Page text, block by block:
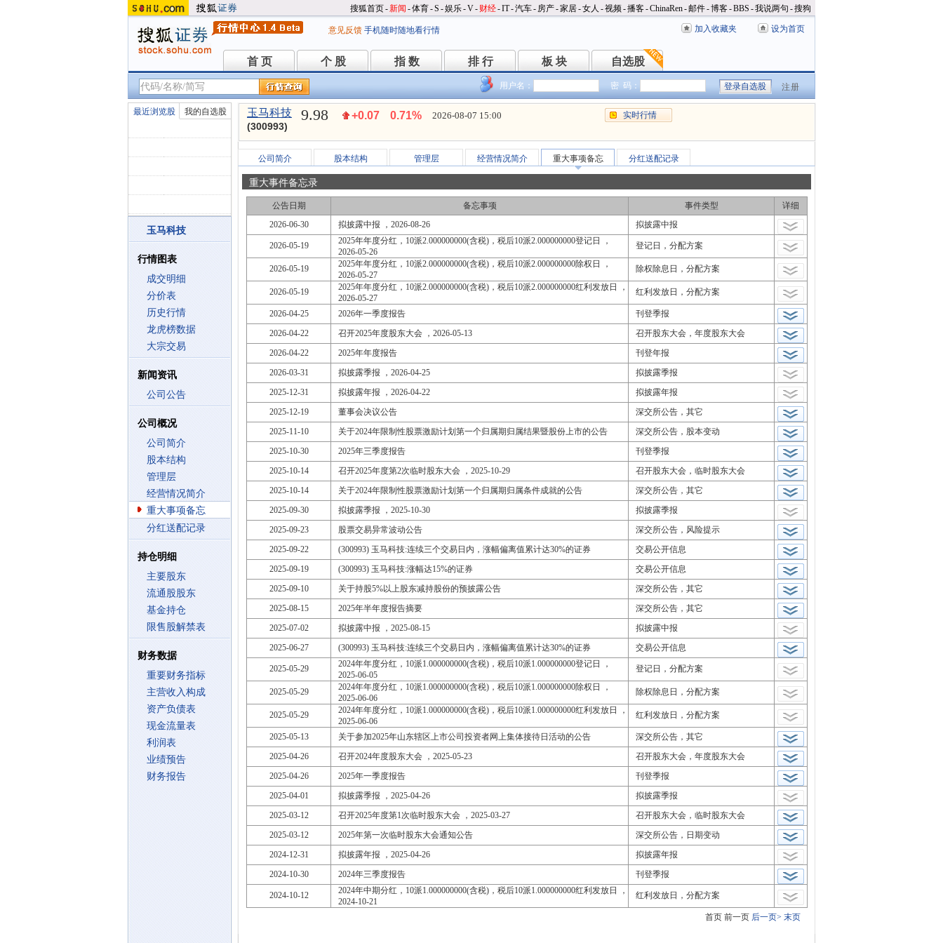
搜狐首页-新闻 -体育-S -娱乐-V- 财经-IT-汽车- 房产-家居-女人 -视频-播客-ChinaRen-邮件-博客-BBS -我说两句 -搜狗
意见反馈 手机随时随地看行情 加入收藏夹 设为首页
首 页
首 页 个 股
个 股 指 数
指 数 排 行
排 行 板 块
板 块 自选股
自选股
用户名： 密 码： 注册
最近浏览股 我的自选股
玉马科技
行情图表
成交明细
分价表
历史行情
龙虎榜数据
大宗交易
新闻资讯
公司公告
公司概况
公司简介
股本结构
管理层
经营情况简介
重大事项备忘
分红送配记录
持仓明细
主要股东
流通股股东
基金持仓
限售股解禁表
财务数据
重要财务指标
主营收入构成
资产负债表
现金流量表
利润表
业绩预告
财务报告
玉马科技
(300993)
9.98 +0.07 0.71% 2026-08-07 15:00 实时行情
公司简介 股本结构 管理层 经营情况简介 重大事项备忘 分红送配记录
重大事件备忘录
公告日期 备忘事项 事件类型
详细
2026-06-30
拟披露中报 ，2026-08-26 拟披露中报
2026-05-19
2025年年度分红，10派2.000000000(含税)，税后10派2.000000000登记日 ，
2026-05-26
登记日，分配方案
2026-05-19
2025年年度分红，10派2.000000000(含税)，税后10派2.000000000除权日 ，
2026-05-27
除权除息日，分配方案
2026-05-19
2025年年度分红，10派2.000000000(含税)，税后10派2.000000000红利发放日 ，
2026-05-27
红利发放日，分配方案
2026-04-25 2026年一季度报告
刊登季报
2026-04-22
召开2025年度股东大会 ，2026-05-13
召开股东大会，年度股东大会
2026-04-22
2025年年度报告
刊登年报
2026-03-31
拟披露季报 ，2026-04-25
拟披露季报
2025-12-31
拟披露年报 ，2026-04-22
拟披露年报
2025-12-19
董事会决议公告
深交所公告，其它
2025-11-10
关于2024年限制性股票激励计划第一个归属期归属结果暨股份上市的公告
深交所公告，股本变动
2025-10-30
2025年三季度报告
刊登季报
2025-10-14
召开2025年度第2次临时股东大会 ，2025-10-29
召开股东大会，临时股东大会
2025-10-14
关于2024年限制性股票激励计划第一个归属期归属条件成就的公告
深交所公告，其它
2025-09-30
拟披露季报 ，2025-10-30
拟披露季报
2025-09-23
股票交易异常波动公告
深交所公告，风险提示
2025-09-22
(300993) 玉马科技:连续三个交易日内，涨幅偏离值累计达30%的证券
交易公开信息
2025-09-19
(300993) 玉马科技:涨幅达15%的证券
交易公开信息
2025-09-10
关于持股5%以上股东减持股份的预披露公告
深交所公告，其它
2025-08-15
2025年半年度报告摘要
深交所公告，其它
2025-07-02
拟披露中报 ，2025-08-15
拟披露中报
2025-06-27
(300993) 玉马科技:连续三个交易日内，涨幅偏离值累计达30%的证券 交易公开信息
2025-05-29
2024年年度分红，10派1.000000000(含税)，税后10派1.000000000登记日 ，
2025-06-05
登记日，分配方案
2025-05-29
2024年年度分红，10派1.000000000(含税)，税后10派1.000000000除权日 ，
2025-06-06
除权除息日，分配方案
2025-05-29
2024年年度分红，10派1.000000000(含税)，税后10派1.000000000红利发放日 ，
2025-06-06
红利发放日，分配方案
2025-05-13 关于参加2025年山东辖区上市公司投资者网上集体接待日活动的公告
深交所公告，其它
2025-04-26
召开2024年度股东大会 ，2025-05-23
召开股东大会，年度股东大会
2025-04-26
2025年一季度报告
刊登季报
2025-04-01
拟披露季报 ，2025-04-26
拟披露季报
2025-03-12
召开2025年度第1次临时股东大会 ，2025-03-27
召开股东大会，临时股东大会
2025-03-12
2025年第一次临时股东大会通知公告
深交所公告，日期变动
2024-12-31
拟披露年报 ，2025-04-26
拟披露年报
2024-10-30
2024年三季度报告 刊登季报
2024-10-12
2024年中期分红，10派1.000000000(含税)，税后10派1.000000000红利发放日 ，
2024-10-21
红利发放日，分配方案
首页 前一页 后一页> 末页